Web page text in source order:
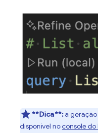
**Dica**:a
disponível noconsole do